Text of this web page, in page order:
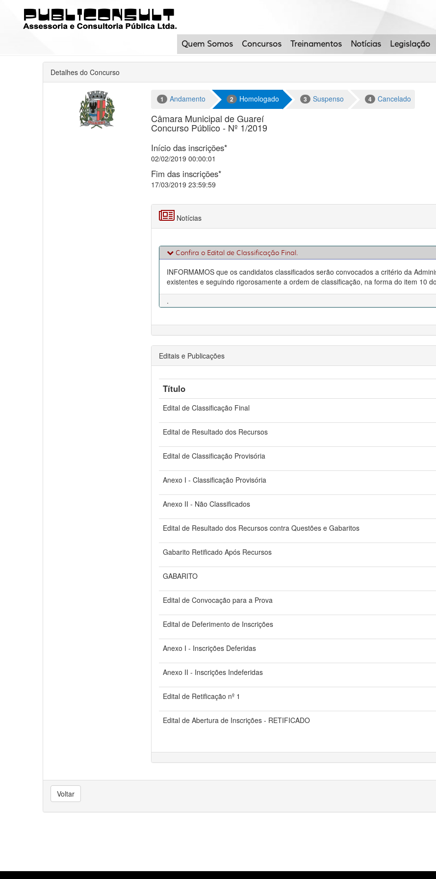
Quem Somos Concursos Treinamentos Notícias Legislação
Detalhes do Concurso
1 Andamento 2 Homologado 3 Suspenso 4 Cancelado
Câmara Municipal de Guareí
Concurso Público - Nº 1/2019
Início das inscrições*
02/02/2019 00:00:01
Fim das inscrições*
17/03/2019 23:59:59
Notícias
Confira o Edital de Classificação Final.
INFORMAMOS que os candidatos classificados serão convocados a critério da
existentes e seguindo rigorosamente a ordem de classificação, na forma do item 10
.
Editais e Publicações
Título
Edital de Classificação Final
Edital de Resultado dos Recursos
Edital de Classificação Provisória
Anexo I - Classificação Provisória
Anexo II - Não Classificados
Edital de Resultado dos Recursos contra Questões e Gabaritos
Gabarito Retificado Após Recursos
GABARITO
Edital de Convocação para a Prova
Edital de Deferimento de Inscrições
Anexo I - Inscrições Deferidas
Anexo II - Inscrições Indeferidas
Edital de Retificação nº 1
Edital de Abertura de Inscrições - RETIFICADO
Voltar